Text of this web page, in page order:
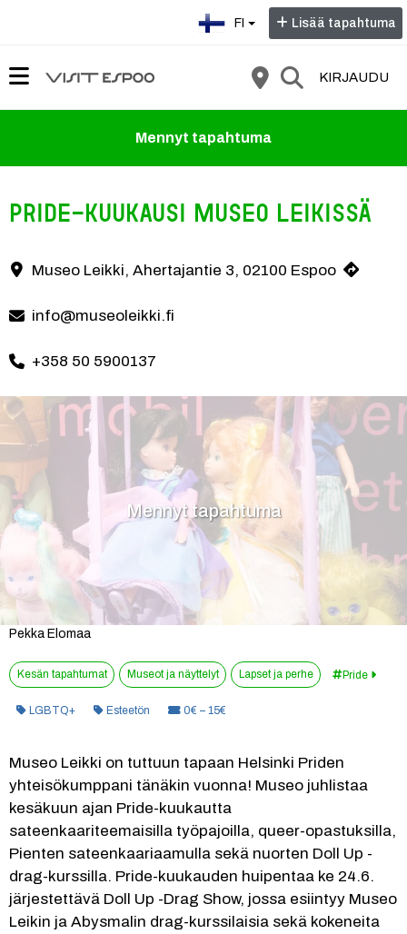
FI Lisää tapahtuma
KIRJAUDU
Mennyt tapahtuma
Pride-kuukausi Museo Leikissä
Museo Leikki juhlistaa kesäkuun ajan Pride-kuukautta
Yhteystiedot
Museo Leikki, Ahertajantie 3, 02100 Espoo
info@museoleikki.fi
+358 50 5900137
Mennyt tapahtuma
Pekka Elomaa
Kesän tapahtumat Museot ja näyttelyt Lapset ja perhe Pride
Kategoria:
LGBTQ+ Esteetön Hinta:0€ – 15€
Museo Leikki on tuttuun tapaan Helsinki Priden
yhteisökumppani tänäkin vuonna! Museo juhlistaa
kesäkuun ajan Pride-kuukautta
sateenkaariteemaisilla työpajoilla, queer-opastuksilla,
Pienten sateenkaariaamulla sekä nuorten Doll Up -
drag-kurssilla. Pride-kuukauden huipentaa ke 24.6.
järjestettävä Doll Up -Drag Show, jossa esiintyy Museo
Leikin ja Abysmalin drag-kurssilaisia sekä kokeneita